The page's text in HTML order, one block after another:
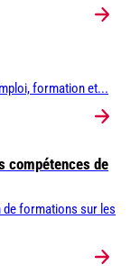
formation et...
compétences de
de formations sur les